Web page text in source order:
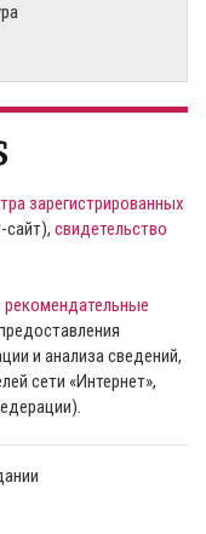
зарегистрированных
сайт), свидетельство
рекомендательные
и анализа сведений,
сети «Интернет»,